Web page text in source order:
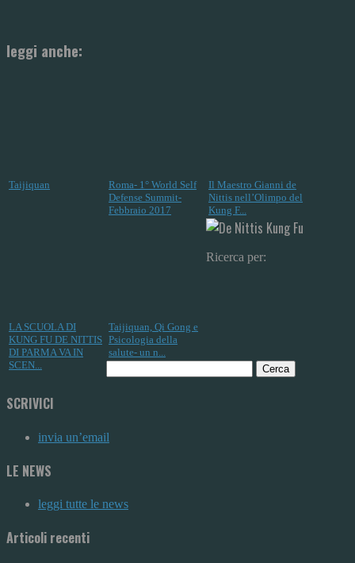
leggi anche:
Taijiquan
Roma- 1° World Self
Defense Summit-
Febbraio 2017
Il Maestro Gianni de
Nittis nell’Olimpo del
Kung F...
LA SCUOLA DI
KUNG FU DE NITTIS
DI PARMA VA IN
SCEN...
Taijiquan, Qi Gong e
Psicologia della
salute- un n...
Ricerca per:
SCRIVICI
invia un’email
LE NEWS
leggi tutte le news
Articoli recenti